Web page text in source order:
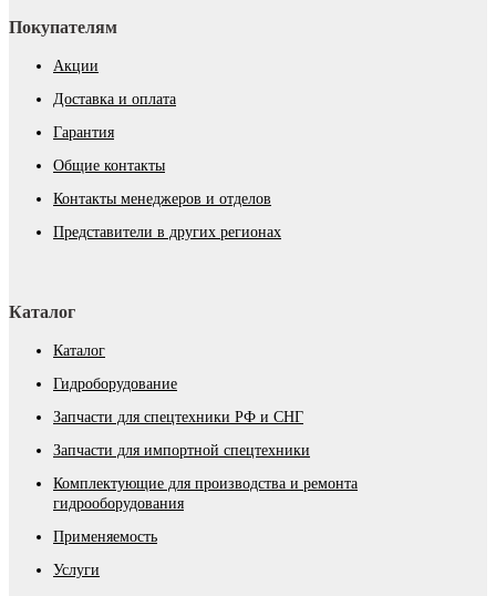
Покупателям
Акции
Доставка и оплата
Гарантия
Общие контакты
Контакты менеджеров и отделов
Представители в других регионах
Каталог
Каталог
Гидроборудование
Запчасти для спецтехники РФ и СНГ
Запчасти для импортной спецтехники
Комплектующие для производства и ремонта
гидрооборудования
Применяемость
Услуги